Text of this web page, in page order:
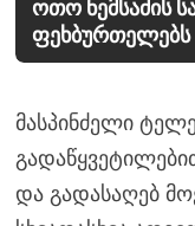
ოთო ნემსაძის
ფეხბურთელებს
მასპინძელი
და გადასაღებ